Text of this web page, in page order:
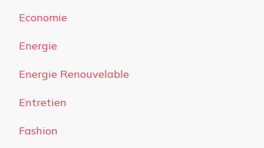
Economie
Energie
Energie Renouvelable
Entretien
Fashion